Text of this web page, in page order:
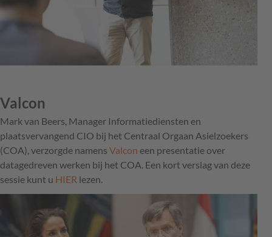
Valcon
Mark van Beers, Manager Informatiediensten en
plaatsvervangend CIO bij het Centraal Orgaan Asielzoekers
(COA), verzorgde namens Valcon een presentatie over
datagedreven werken bij het COA. Een kort verslag van deze
sessie kunt u HIER lezen.